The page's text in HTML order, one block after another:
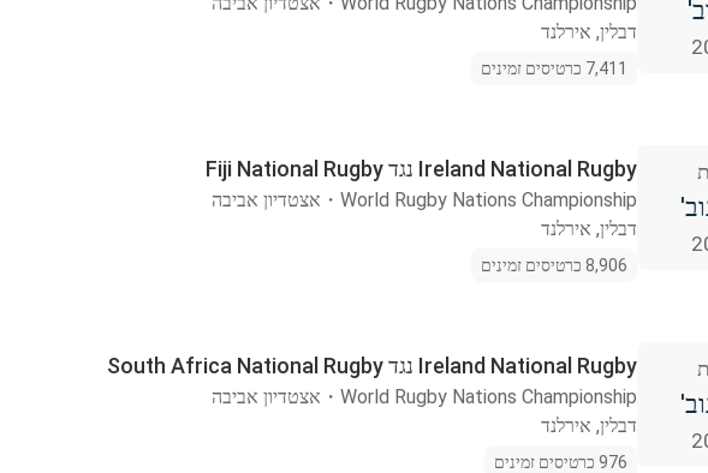
דבלין, אירלנד
7,411 כרטיסים זמינים
Ireland National Rugby נגד Fiji National Rugby
World Rugby Nations Championship
・ אצטדיון אביבה
דבלין, אירלנד
8,906 כרטיסים זמינים
Ireland National Rugby נגד South Africa National Rugby
World Rugby Nations Championship
・ אצטדיון אביבה
דבלין, אירלנד
976 כרטיסים זמינים